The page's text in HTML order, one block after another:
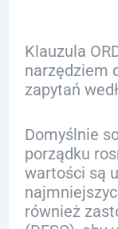
Klauzula
narzędziem
zapytań
Domyślnie
porządku
wartości są
również